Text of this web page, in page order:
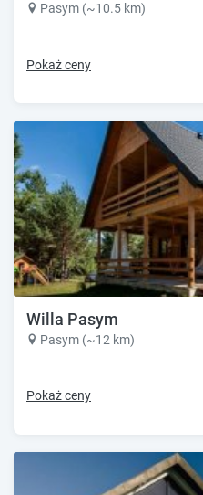
Pasym (~10.5 km)
Pokaż ceny
Willa Pasym
Pasym (~12 km)
Pokaż ceny